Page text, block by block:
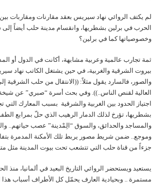
لم يكتف الروائي نهاد سيريس بعقد مقارنات ومقاربات
الحرب في برلين بشطريها، وانقسام مدينة حلب أيضاً
وخصوصياتها كما في برلين؟
ثمة تجارب عالمية وعربية مشابهة، أكانت في الدول أو
بيروت الشرقية والغربية، في حين يشتغل الكاتب نهاد
والصور، فالسارد يقول مثلاً: ((الانتقال من حلب الشرقية
العالية لقنص الناس..)). وفي بحث أسرة “صبري” عن
اجتياز الحدود بين الغربية والشرقية بسبب المعارك
بشطريها، تؤرخ لذلك الدمار الرهيب الذي حلّ بمرابع
والمساجد والحدائق، والسوق “الِمْدينة” عصب حياتهم..
وموجع.. ضمن شريط مصور يربط تلك الأمكنة المدمرة
جزءاً من قناة حلب التي تتشعب تحت بيوت المدينة مثل
يستعيد ويستحضر الروائي التاريخ البعيد في ألمانيا، منذ
مستمرة .. وبحيادية العارف يحمّل كل الأطراف أسباب